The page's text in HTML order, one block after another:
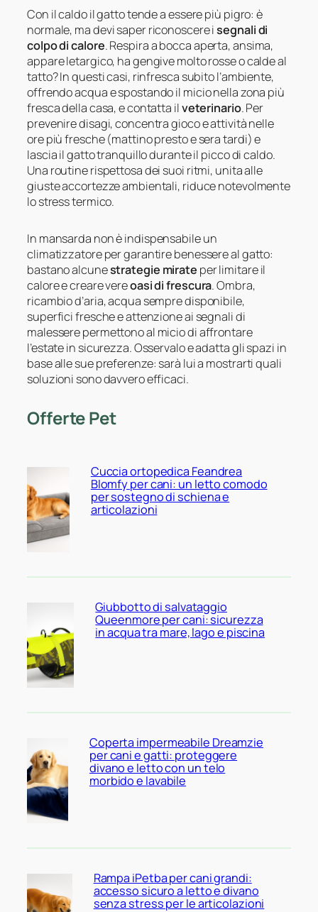
Con il caldo il gatto tende a essere più pigro: è
normale, ma devi saper riconoscere isegnali di
colpo di calore. Respira a bocca aperta, ansima,
appare letargico, ha gengive molto rosse o calde al
tatto? In questi casi, rinfresca subito l’ambiente,
offrendo acqua e spostando il micio nella zona più
fresca della casa, e contatta ilveterinario. Per
prevenire disagi, concentra gioco e attività nelle
ore più fresche (mattino presto e sera tardi) e
lascia il gatto tranquillo durante il picco di caldo.
Una routine rispettosa dei suoi ritmi, unita alle
giuste accortezze ambientali, riduce notevolmente
lo stress termico.
In mansarda non è indispensabile un
climatizzatore per garantire benessere al gatto:
bastano alcunestrategie mirate per limitare il
calore e creare vereoasi di frescura. Ombra,
ricambio d’aria, acqua sempre disponibile,
superfici fresche e attenzione ai segnali di
malessere permettono al micio di affrontare
l’estate in sicurezza. Osservalo e adatta gli spazi in
base alle sue preferenze: sarà lui a mostrarti quali
soluzioni sono davvero efficaci.
Offerte Pet
Cuccia ortopedica Feandrea
Blomfy per cani: un letto comodo
per sostegno di schiena e
articolazioni
Giubbotto di salvataggio
Queenmore per cani: sicurezza
in acqua tra mare, lago e piscina
Coperta impermeabile Dreamzie
per cani e gatti: proteggere
divano e letto con un telo
morbido e lavabile
Rampa iPetba per cani grandi:
accesso sicuro a letto e divano
senza stress per le articolazioni